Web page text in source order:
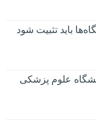
باید تثبیت شود
علوم پزشکی